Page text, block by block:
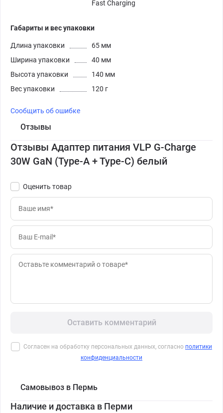
Fast Charging
Габариты и вес упаковки
Длина упаковки
65 мм
Ширина упаковки
40 мм
Высота упаковки
140 мм
Вес упаковки
120 г
Сообщить об ошибке
Отзывы
Отзывы Адаптер питания VLP G-Charge
30W GaN (Type-A + Type-C) белый
Оценить товар
Оставить комментарий
Согласен на обработку персональных данных, согласно политики
конфиденциальности
Самовывоз в Пермь
Наличие и доставка в Перми